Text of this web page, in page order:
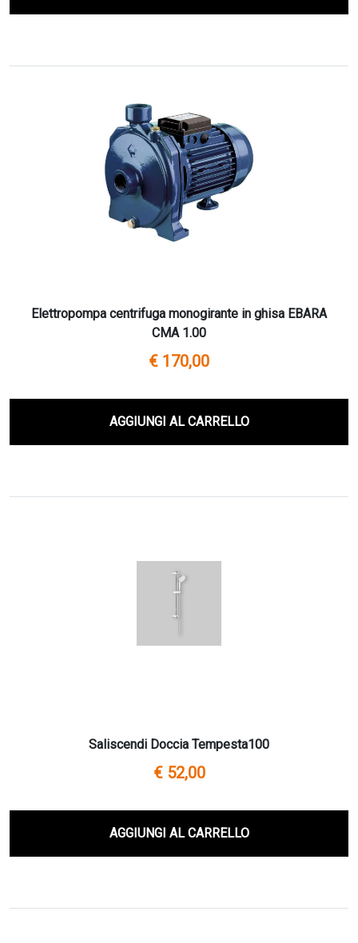
Elettropompa centrifuga monogirante in ghisa EBARA
CMA 1.00
€ 170,00
AGGIUNGI AL CARRELLO
Saliscendi Doccia Tempesta100
€ 52,00
AGGIUNGI AL CARRELLO